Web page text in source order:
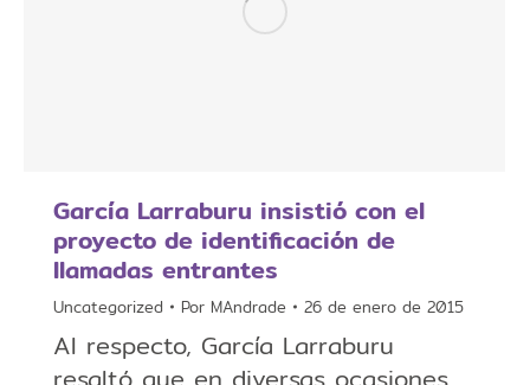
García Larraburu insistió con el
proyecto de identificación de
llamadas entrantes
Uncategorized Por MAndrade 26 de enero de 2015
Al respecto, García Larraburu